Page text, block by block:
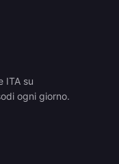
ITA su
ogni giorno.